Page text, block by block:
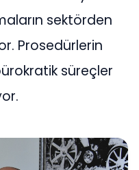
sektörden
Prosedürlerin
süreçler